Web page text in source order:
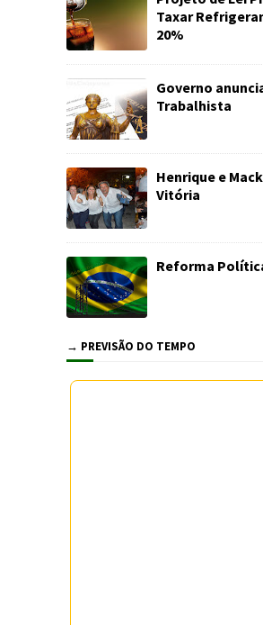
Taxar
20%
Governo
Trabalhista
Henrique e
Vitória
Reforma
→ PREVISÃO DO TEMPO